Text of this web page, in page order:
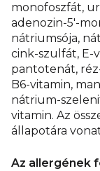
monofoszfát,
adenozin-5'-
nátriumsója,
cink-szulfát, E-
pantotenát,
B6-vitamin,
nátrium-
vitamin. Az
állapotára
Az allergének